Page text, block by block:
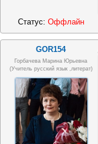
Статус: Оффлайн
GOR154
Горбачева Марина Юрьевна
(учитель русский язык ,литерат)